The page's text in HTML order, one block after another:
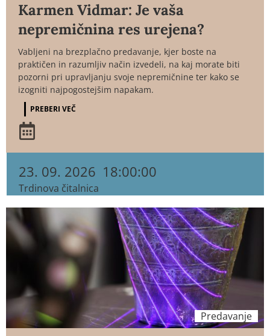
Karmen Vidmar: Je vaša
nepremičnina res urejena?
Vabljeni na brezplačno predavanje, kjer boste na
praktičen in razumljiv način izvedeli, na kaj morate biti
pozorni pri upravljanju svoje nepremičnine ter kako se
izogniti najpogostejšim napakam.
PREBERI VEČ
23. 09. 2026 18:00:00
Trdinova čitalnica
Predavanje